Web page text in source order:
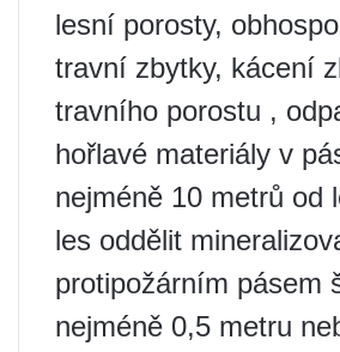
lesní porosty,
travní zbytky, kácení
travního porostu ,
hořlavé materiály v
nejméně 10 metrů od
les oddělit
protipožárním pásem
nejméně 0,5 metru